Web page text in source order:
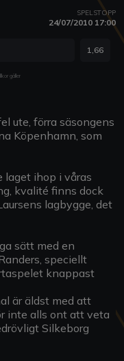
SPELSTOPP
24/07/2010 17:00
1,66
gäller
ute, förra säsongens
Köpenhamn, som
laget ihop i våras
kvalité finns dock
lagbygge, det
sätt med en
speciellt
knappast
är äldst med att
inte alls ont att veta
Silkeborg